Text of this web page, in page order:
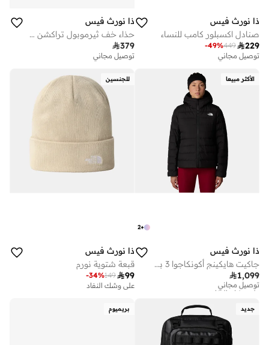
ذا نورث فيس
صنادل اكسبلور كامب للنساء
229
449
-49%
توصيل مجاني
ذا نورث فيس
حذاء خف ثيرموبول تراكشن للنساء
379
توصيل مجاني
الأكثر مبيعا
+
2
ذا نورث فيس
جاكيت هايكينج أكونكاجوا 3 بغطاء للرأس للنساء
1,099
توصيل مجاني
على وشك النفاد
للجنسين
ذا نورث فيس
قبعة شتوية نورم
99
149
-34%
على وشك النفاد
جديد بريميوم